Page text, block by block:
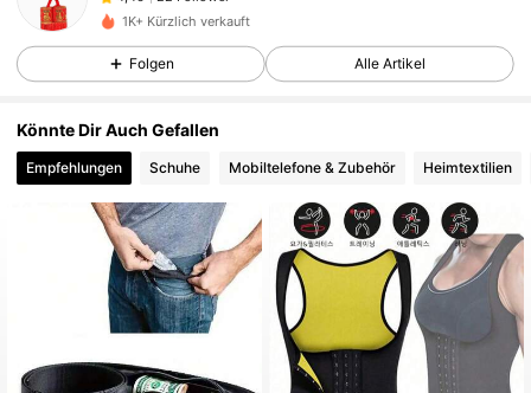
4,46 22 Follower
4,46 22 Follower
4,46
1K+ Kürzlich verkauft
Folgen Alle Artikel
Könnte Dir Auch Gefallen
Empfehlungen Schuhe Mobiltelefone & Zubehör Heimtextilien